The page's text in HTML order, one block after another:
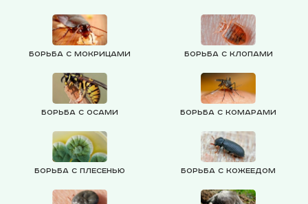
Борьба с мокрицами Борьба с клопами
Борьба с осами Борьба с комарами
Борьба с плесенью Борьба с кожеедом